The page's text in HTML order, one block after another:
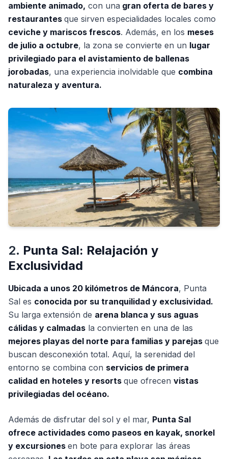
ambiente animado, con una gran oferta de bares y
restaurantes que sirven especialidades locales como
ceviche y mariscos frescos. Además, en los meses
de julio a octubre, la zona se convierte en un lugar
privilegiado para el avistamiento de ballenas
jorobadas, una experiencia inolvidable que combina
naturaleza y aventura.
2. Punta Sal: Relajación y
Exclusividad
Ubicada a unos 20 kilómetros de Máncora, Punta
Sal es conocida por su tranquilidad y exclusividad.
Su larga extensión de arena blanca y sus aguas
cálidas y calmadas la convierten en una de las
mejores playas del norte para familias y parejas que
buscan desconexión total. Aquí, la serenidad del
entorno se combina con servicios de primera
calidad en hoteles y resorts que ofrecen vistas
privilegiadas del océano.
Además de disfrutar del sol y el mar, Punta Sal
ofrece actividades como paseos en kayak, snorkel
y excursiones en bote para explorar las áreas